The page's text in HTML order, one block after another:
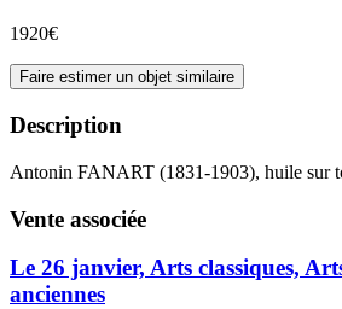
1920€
Faire estimer un objet similaire
Description
Antonin FANART (1831-1903), huile sur
Vente associée
Le 26 janvier, Arts classiques,
anciennes